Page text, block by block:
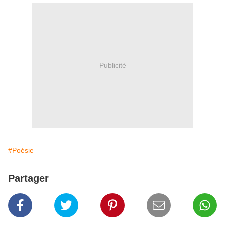
Publicité
#Poésie
Partager